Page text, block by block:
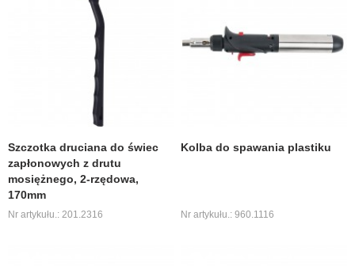
Szczotka druciana do świec
zapłonowych z drutu
mosiężnego, 2-rzędowa,
170mm
Nr artykułu.: 201.2316
Kolba do spawania plastiku
Nr artykułu.: 960.1116